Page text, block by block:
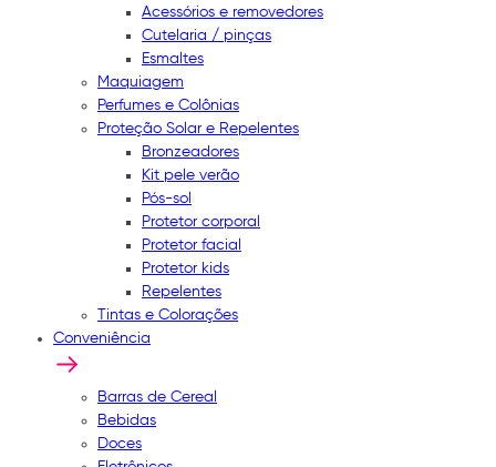
Acessórios e removedores
Cutelaria / pinças
Esmaltes
Maquiagem
Perfumes e Colônias
Proteção Solar e Repelentes
Bronzeadores
Kit pele verão
Pós-sol
Protetor corporal
Protetor facial
Protetor kids
Repelentes
Tintas e Colorações
Conveniência
Barras de Cereal
Bebidas
Doces